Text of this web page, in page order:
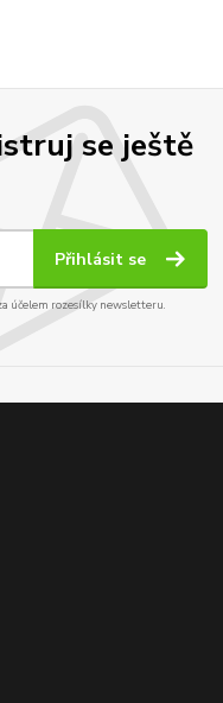
se ještě
Přihlásit se
účelem rozesílky newsletteru.